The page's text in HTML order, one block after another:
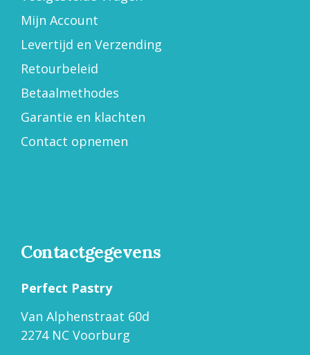
Mijn Account
Levertijd en Verzending
Retourbeleid
Betaalmethodes
Garantie en klachten
Contact opnemen
Contactgegevens
Perfect Pastry
Van Alphenstraat 60d
2274 NC Voorburg